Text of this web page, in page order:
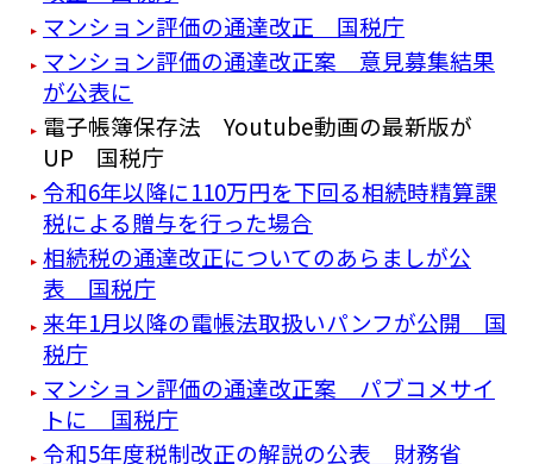
マンション評価の通達改正 国税庁
マンション評価の通達改正案 意見募集結果
が公表に
電子帳簿保存法 Youtube動画の最新版が
UP 国税庁
令和6年以降に110万円を下回る相続時精算課
税による贈与を行った場合
相続税の通達改正についてのあらましが公
表 国税庁
来年1月以降の電帳法取扱いパンフが公開 国
税庁
マンション評価の通達改正案 パブコメサイ
トに 国税庁
令和5年度税制改正の解説の公表 財務省